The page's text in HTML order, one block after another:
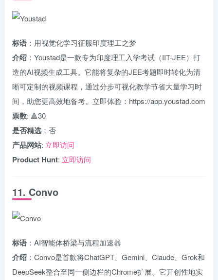
标语 ：用视觉化学习征服印度理工之梦
介绍 ：Youstad是一款专为印度理工入学考试（IIT-JEE）打
造的AI视频生成工具。它能将复杂的JEE考题即时转化为清
晰可定制的视频课程，通过分步可视化教学节省大量学习时
间，助您更高效地备考。立即体验：https://app.youstad.com
票数: 🔺30
是否精选 ：否
产品网站: 立即访问
Product Hunt: 立即访问
11. Convo
标语 ：AI智能体桥梁与流程加速器
介绍 ：Convo是首款将ChatGPT、Gemini、Claude、Grok和
DeepSeek整合至同一侧边栏的Chrome扩展。它开创性地实